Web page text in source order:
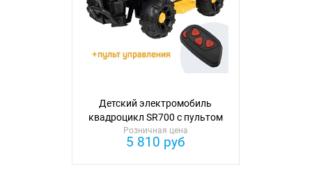
Детский электромобиль
квадроцикл SR700 с пультом
ДУ (2026)
Розничная цена
5 810 руб